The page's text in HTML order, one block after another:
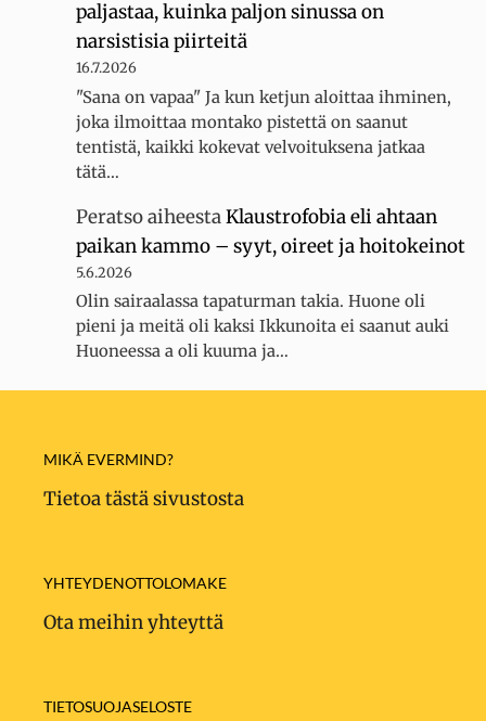
paljastaa, kuinka paljon sinussa on
narsistisia piirteitä
16.7.2026
"Sana on vapaa" Ja kun ketjun aloittaa ihminen,
joka ilmoittaa montako pistettä on saanut
tentistä, kaikki kokevat velvoituksena jatkaa
tätä…
PeratsoaiheestaKlaustrofobia eli ahtaan
paikan kammo – syyt, oireet ja hoitokeinot
5.6.2026
Olin sairaalassa tapaturman takia. Huone oli
pieni ja meitä oli kaksi Ikkunoita ei saanut auki
Huoneessa a oli kuuma ja…
MIKÄ EVERMIND?
Tietoa tästä sivustosta
YHTEYDENOTTOLOMAKE
Ota meihin yhteyttä
TIETOSUOJASELOSTE